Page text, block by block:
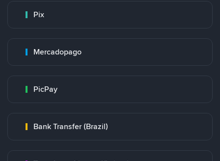
Pix
Mercadopago
PicPay
Bank Transfer (Brazil)